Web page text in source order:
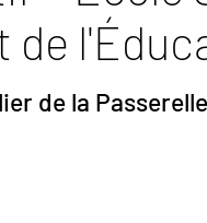
de
de la Passerelle